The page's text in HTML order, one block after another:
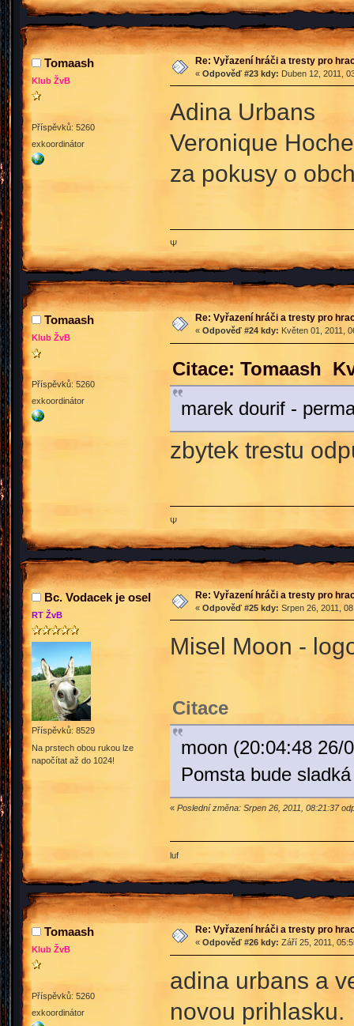
Tomaash
Klub ŽvB
Příspěvků: 5260
exkoordinátor
Re: Vyřazení hráči a tresty pro
« Odpověď #23 kdy: Duben 12, 2011,
Adina Urbans
Veronique
za pokusy o
Ψ
Tomaash
Klub ŽvB
Příspěvků: 5260
exkoordinátor
Re: Vyřazení hráči a tresty pro
« Odpověď #24 kdy: Květen 01, 2011,
Citace: Tomaash
marek dourif -
zbytek trestu
Ψ
Bc. Vodacek je osel
RT ŽvB
Příspěvků: 8529
Na prstech obou rukou lze
napočítat až do 1024!
Re: Vyřazení hráči a tresty pro
« Odpověď #25 kdy: Srpen 26, 2011,
Misel Moon -
Citace
moon (20:04:48 26/
Pomsta bude
« Poslední změna: Srpen 26, 2011, 08:21:37
luf
Tomaash
Klub ŽvB
Příspěvků: 5260
exkoordinátor
Re: Vyřazení hráči a tresty pro
« Odpověď #26 kdy: Září 25, 2011,
adina urbans a
novou prihlasku.